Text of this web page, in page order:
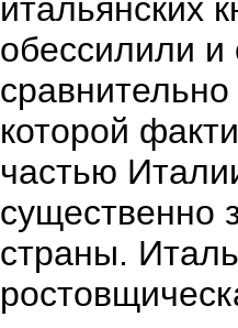
итальянских
обессилили и
которой
частью
существенно
страны.